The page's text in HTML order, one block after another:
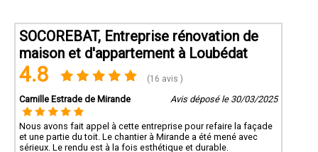
SOCOREBAT, Entreprise rénovation de
maison et d'appartement à Loubédat
4.8 (16 avis )
Camille Estrade de Mirande Avis déposé le 30/03/2025
Nous avons fait appel à cette entreprise pour refaire la façade
et une partie du toit. Le chantier à Mirande a été mené avec
sérieux. Le rendu est à la fois esthétique et durable.